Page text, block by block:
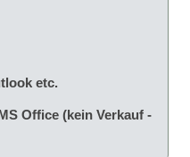
etc.
Office (kein Verkauf -